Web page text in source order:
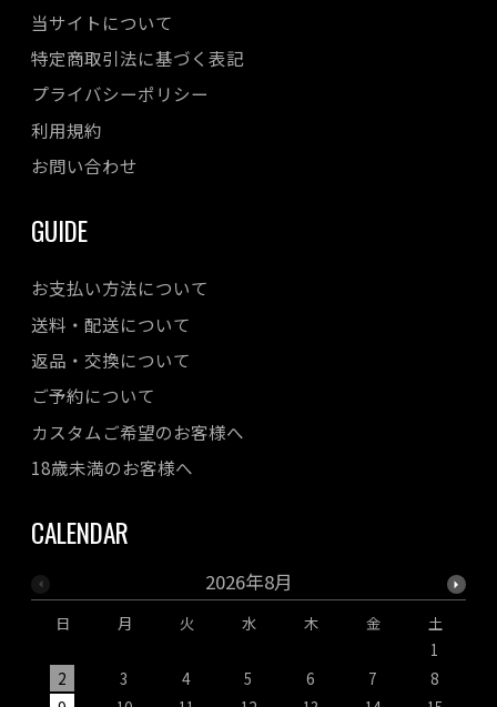
当サイトについて
特定商取引法に基づく表記
プライバシーポリシー
利用規約
お問い合わせ
GUIDE
お支払い方法について
送料・配送について
返品・交換について
ご予約について
カスタムご希望のお客様へ
18歳未満のお客様へ
CALENDAR
2026年8月
日 月 火 水 木 金
土
1
2
3 4 5 6 7
8